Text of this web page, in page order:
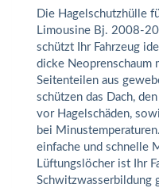
Die Hagelschutzhülle
Limousine Bj. 2008-
schützt Ihr Fahrzeug
dicke Neoprenschaum
Seitenteilen aus
schützen das Dach,
vor Hagelschäden,
bei
einfache und schnelle
Lüftungslöcher ist Ihr
Schwitzwasserbildung